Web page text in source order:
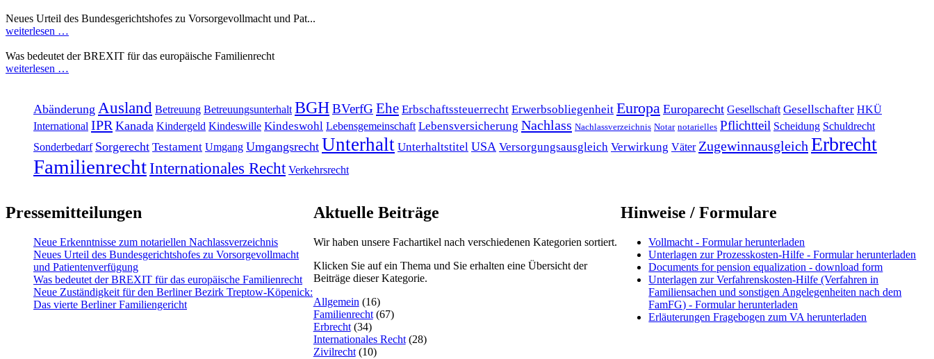
Neues Urteil des Bundesgerichtshofes zu Vorsorgevollmacht und Pat...
weiterlesen …
Was bedeutet der BREXIT für das europäische Familienrecht
weiterlesen …
Abänderung Ausland Betreuung Betreuungsunterhalt BGHBVerfG Ehe Erbschaftssteuerrecht Erwerbsobliegenheit Europa Europarecht Gesellschaft Gesellschafter HKÜ
International IPR Kanada Kindergeld Kindeswille Kindeswohl Lebensgemeinschaft Lebensversicherung Nachlass Nachlassverzeichnis Notar notarielles Pflichtteil Scheidung Schuldrecht
Sonderbedarf Sorgerecht Testament Umgang Umgangsrecht Unterhalt Unterhaltstitel USA Versorgungsausgleich Verwirkung Väter Zugewinnausgleich Erbrecht
FamilienrechtInternationales Recht Verkehrsrecht
Pressemitteilungen
Neue Erkenntnisse zum notariellen Nachlassverzeichnis
Neues Urteil des Bundesgerichtshofes zu Vorsorgevollmacht
und Patientenverfügung
Was bedeutet der BREXIT für das europäische Familienrecht
Neue Zuständigkeit für den Berliner Bezirk Treptow-Köpenick:
Das vierte Berliner Familiengericht
Aktuelle Beiträge
Wir haben unsere Fachartikel nach verschiedenen Kategorien sortiert.
Klicken Sie auf ein Thema und Sie erhalten eine Übersicht der
Beiträge dieser Kategorie.
Allgemein (16)
Familienrecht(67)
Erbrecht(34)
Internationales Recht(28)
Zivilrecht(10)
Hinweise / Formulare
Vollmacht - Formular herunterladen
Unterlagen zur Prozesskosten-Hilfe - Formular herunterladen
Documents for pension equalization - download form
Unterlagen zur Verfahrenskosten-Hilfe (Verfahren in
Familiensachen und sonstigen Angelegenheiten nach dem
FamFG) - Formular herunterladen
Erläuterungen Fragebogen zum VA herunterladen